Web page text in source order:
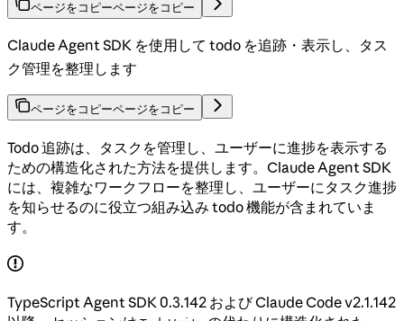
ページをコピーページをコピー
Claude Agent SDK を使用して todo を追跡・表示し、タス
ク管理を整理します
ページをコピーページをコピー
Todo 追跡は、タスクを管理し、ユーザーに進捗を表示する
ための構造化された方法を提供します。Claude Agent SDK
には、複雑なワークフローを整理し、ユーザーにタスク進捗
を知らせるのに役立つ組み込み todo 機能が含まれていま
す。
TypeScript Agent SDK 0.3.142 および Claude Code v2.1.142